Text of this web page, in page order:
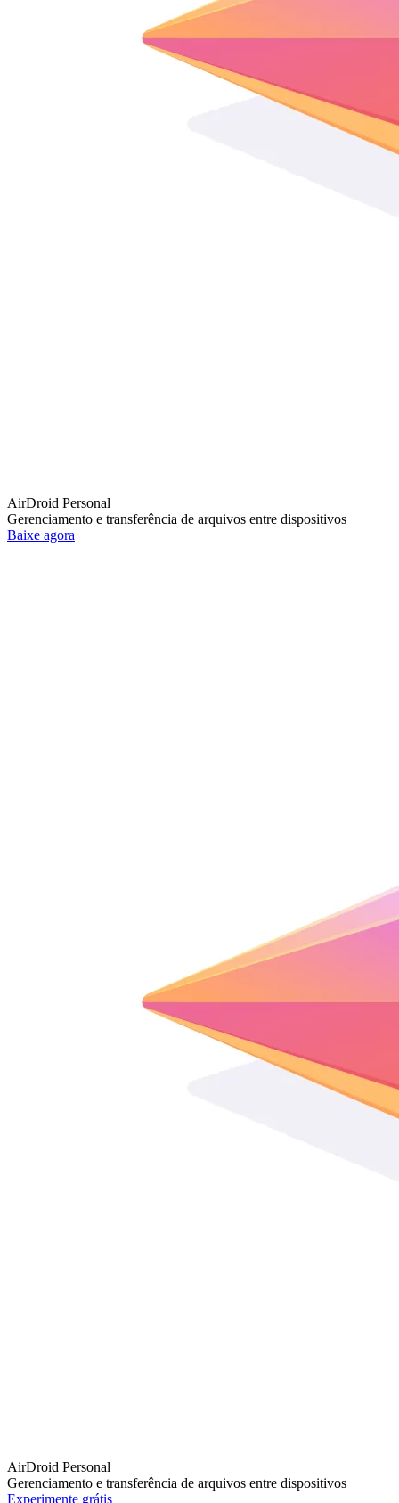
AirDroid Personal
Gerenciamento e transferência de arquivos entre dispositivos
Baixe agora
AirDroid Personal
Gerenciamento e transferência de arquivos entre dispositivos
Experimente grátis